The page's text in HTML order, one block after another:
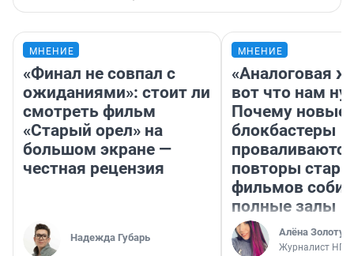
МНЕНИЕ
«Финал не совпал с
ожиданиями»: стоит ли
смотреть фильм
«Старый орел» на
большом экране —
честная рецензия
Надежда Губарь
МНЕНИЕ
«Аналоговая
вот что нам
Почему новые
блокбастеры
повторы
фильмов
полные залы
Алёна
Журналист НГС